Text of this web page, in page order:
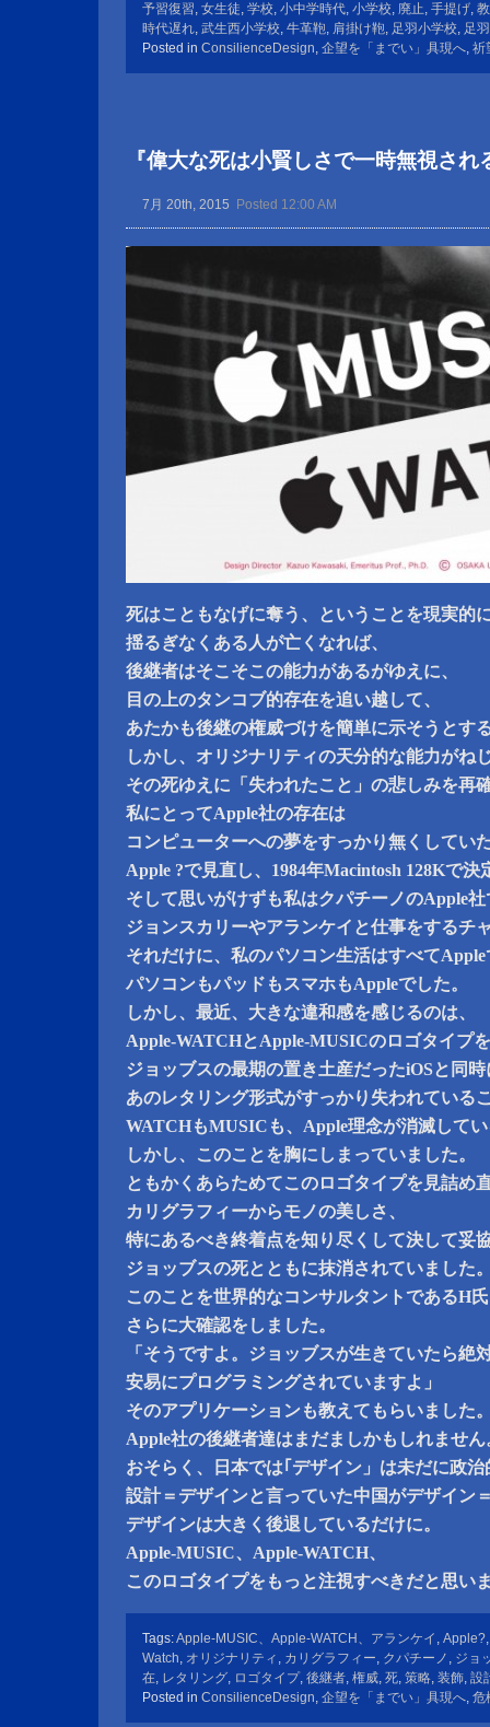
予習復習, 女生徒, 学校, 小中学時代, 小学校, 廃止, 手提げ,
時代遅れ, 武生西小学校, 牛革鞄, 肩掛け鞄, 足羽小学校, 足
Posted in ConsilienceDesign, 企望を「までい」具現へ, 祈
『偉大な死は小賢しさで一時無視さ
7月 20th, 2015 Posted 12:00 AM
死はこともなげに奪う、ということを現実的
揺るぎなくある人が亡くなれば、
後継者はそこそこの能力があるがゆえに、
目の上のタンコブ的存在を追い越して、
あたかも後継の権威づけを簡単に示そうとす
しかし、オリジナリティの天分的な能力がね
その死ゆえに「失われたこと」の悲しみを再
私にとってApple社の存在は
コンピューターへの夢をすっかり無くしてい
Apple ?で見直し、1984年Macintosh 128Kで決
そして思いがけずも私はクパチーノのApple社
ジョンスカリーやアランケイと仕事をするチ
それだけに、私のパソコン生活はすべて
パソコンもパッドもスマホもAppleでした。
しかし、最近、大きな違和感を感じるのは、
Apple-WATCHとApple-MUSICのロゴタイプ
ジョッブスの最期の置き土産だったiOSと同
あのレタリング形式がすっかり失われている
WATCHもMUSICも、Apple理念が消滅して
しかし、このことを胸にしまっていました。
ともかくあらためてこのロゴタイプを見詰め
カリグラフィーからモノの美しさ、
特にあるべき終着点を知り尽くして決して妥
ジョッブスの死とともに抹消されていました
このことを世界的なコンサルタントであるH
さらに大確認をしました。
「そうですよ。ジョッブスが生きていたら絶
安易にプログラミングされていますよ」
そのアプリケーションも教えてもらいました
Apple社の後継者達はまだましかもしれません
おそらく、日本では｢デザイン」は未だに政
設計＝デザインと言っていた中国がデザイン
デザインは大きく後退しているだけに。
Apple-MUSIC、Apple-WATCH、
このロゴタイプをもっと注視すべきだと思い
Tags:Apple-MUSIC、Apple-WATCH、アランケイ , Apple?,
Watch, オリジナリティ , カリグラフィー, クパチーノ , ジョ
在, レタリング, ロゴタイプ, 後継者, 権威, 死, 策略, 装飾, 設
Posted in ConsilienceDesign, 企望を「までい」具現へ, 危